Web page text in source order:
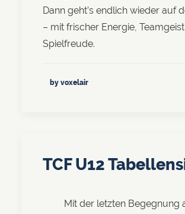
Dann geht’s endlich wieder auf
– mit frischer Energie,
Spielfreude.
by voxelair
TCF U12
Mit der letzten Begegnung